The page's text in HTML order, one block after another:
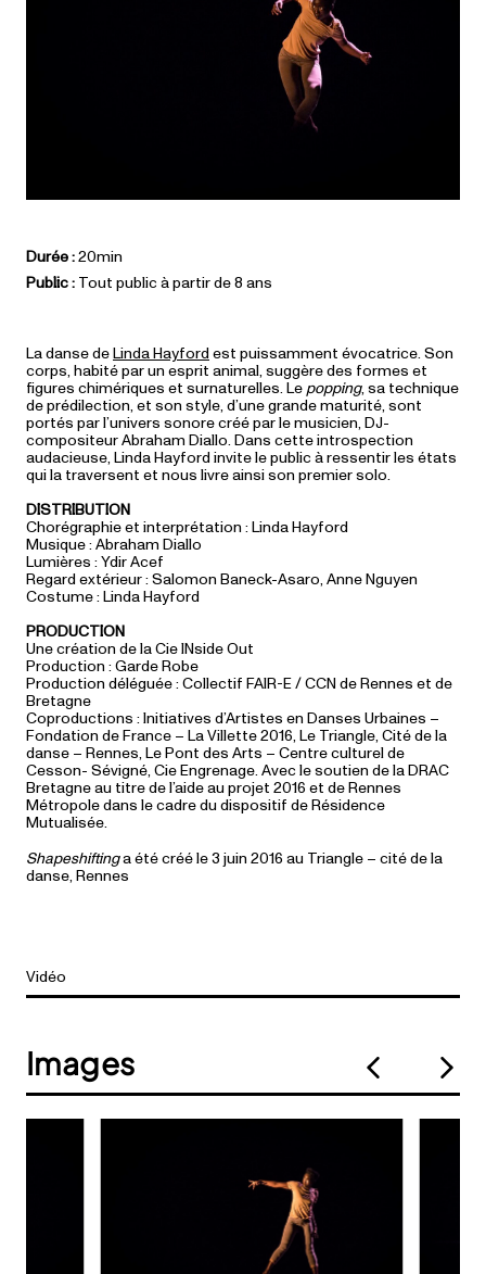
Durée :20min
Public : Tout public à partir de 8 ans
La danse deLinda Hayford est puissamment évocatrice. Son
corps, habité par un esprit animal, suggère des formes et
figures chimériques et surnaturelles. Lepopping, sa technique
de prédilection, et son style, d’une grande maturité, sont
portés par l’univers sonore créé par le musicien, DJ-
compositeur Abraham Diallo. Dans cette introspection
audacieuse, Linda Hayford invite le public à ressentir les états
qui la traversent et nous livre ainsi son premier solo.
DISTRIBUTION
Chorégraphie et interprétation : Linda Hayford
Musique : Abraham Diallo
Lumières : Ydir Acef
Regard extérieur : Salomon Baneck-Asaro, Anne Nguyen
Costume : Linda Hayford
PRODUCTION
Une création de la Cie INside Out
Production : Garde Robe
Production déléguée : Collectif FAIR-E / CCN de Rennes et de
Bretagne
Coproductions : Initiatives d’Artistes en Danses Urbaines –
Fondation de France – La Villette 2016, Le Triangle, Cité de la
danse – Rennes, Le Pont des Arts – Centre culturel de
Cesson- Sévigné, Cie Engrenage. Avec le soutien de la DRAC
Bretagne au titre de l’aide au projet 2016 et de Rennes
Métropole dans le cadre du dispositif de Résidence
Mutualisée.
Shapeshiftinga été créé le 3 juin 2016 au Triangle – cité de la
danse, Rennes
Vidéo
Images